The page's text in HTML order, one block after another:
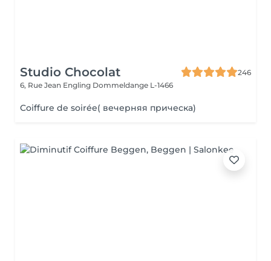
Studio Chocolat
246
6, Rue Jean Engling Dommeldange L-1466
Coiffure de soirée( вечерняя прическа)